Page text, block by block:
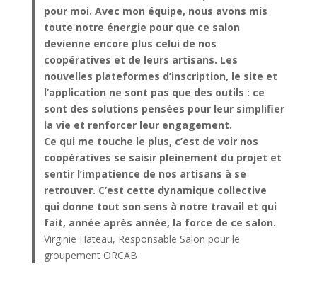
pour moi. Avec mon équipe, nous avons mis
toute notre énergie pour que ce salon
devienne encore plus celui de nos
coopératives et de leurs artisans. Les
nouvelles plateformes d’inscription, le site et
l’application ne sont pas que des outils : ce
sont des solutions pensées pour leur simplifier
la vie et renforcer leur engagement.
Ce qui me touche le plus, c’est de voir nos
coopératives se saisir pleinement du projet et
sentir l’impatience de nos artisans à se
retrouver. C’est cette dynamique collective
qui donne tout son sens à notre travail et qui
fait, année après année, la force de ce salon.
Virginie Hateau, Responsable Salon pour le
groupement ORCAB